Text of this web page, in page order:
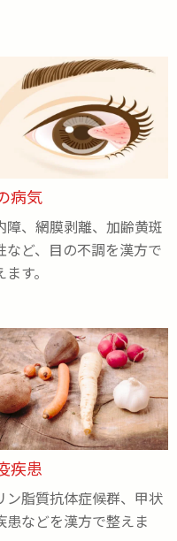
病気
障、網膜剥離、加齢黄斑
など、目の不調を漢方で
す。
疾患
ン脂質抗体症候群、甲状
患などを漢方で整えま